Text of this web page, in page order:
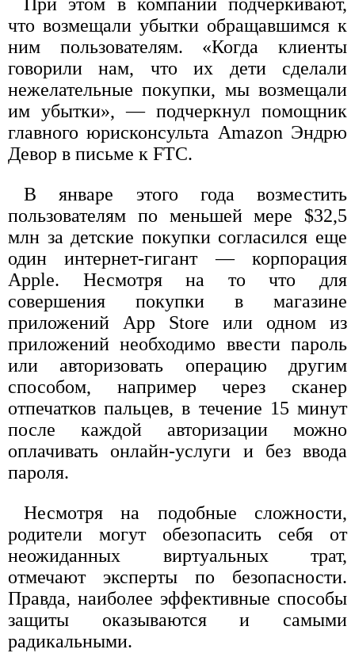
что возмещали убытки обращавшимся к
ним пользователям. «Когда клиенты
говорили нам, что их дети сделали
нежелательные покупки, мы возмещали
им убытки», — подчеркнул помощник
главного юрисконсульта Amazon Эндрю
Девор в письме к FTC.
В январе этого года возместить
пользователям по меньшей мере $32,5
млн за детские покупки согласился еще
один интернет-гигант — корпорация
Apple. Несмотря на то что для
совершения покупки в магазине
приложений App Store или одном из
приложений необходимо ввести пароль
или авторизовать операцию другим
способом, например через сканер
отпечатков пальцев, в течение 15 минут
после каждой авторизации можно
оплачивать онлайн-услуги и без ввода
пароля.
Несмотря на подобные сложности,
родители могут обезопасить себя от
неожиданных виртуальных трат,
отмечают эксперты по безопасности.
Правда, наиболее эффективные способы
защиты оказываются и самыми
радикальными.